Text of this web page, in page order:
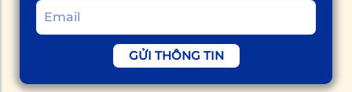
GỬI THÔNG TIN